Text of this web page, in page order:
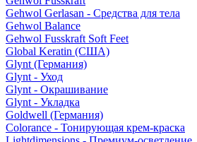
Gehwol Gerlasan - Средства для тела
Gehwol Balance
Gehwol Fusskraft Soft Feet
Global Keratin (США)
Glynt (Германия)
Glynt - Уход
Glynt - Окрашивание
Glynt - Укладка
Goldwell (Германия)
Colorance - Тонирующая крем-краска